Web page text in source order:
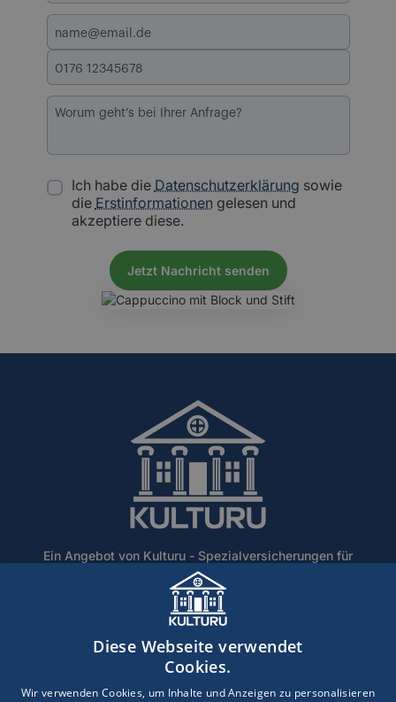
Ich habe die Datenschutzerklärung sowie
die Erstinformationen gelesen und
akzeptiere diese.
Ein Angebot von Kulturu - Spezialversicherungen für
Denkmalschutz und historische Gebäude.
Über UnsBlogLexikon
ErstinformationHaftungsausschlussImpressum
Datenschutz
Diese Webseite verwendet
Cookies.
Wir verwenden Cookies, um Inhalte und Anzeigen zu personalisieren